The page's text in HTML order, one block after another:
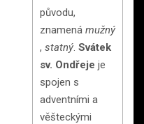
původu,
znamená mužný
, statný Svátek
sv. Ondřeje je
spojen s
adventními a
věšteckými